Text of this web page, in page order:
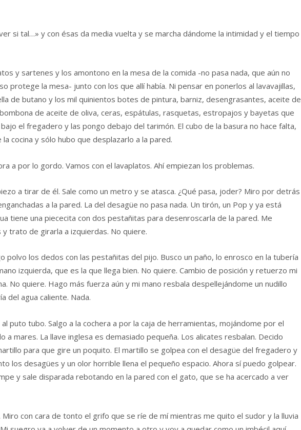
si tal…» y con ésas da media vuelta y se marcha dándome la intimidad y el tiempo
y sartenes y los amontono en la mesa de la comida -no pasa nada, que aún no
protege la mesa- junto con los que allí había. Ni pensar en ponerlos al lavavajillas,
de butano y los mil quinientos botes de pintura, barniz, desengrasantes, aceite de
de aceite de oliva, ceras, espátulas, rasquetas, estropajos y bayetas que
el fregadero y las pongo debajo del tarimón. El cubo de la basura no hace falta,
cocina y sólo hubo que desplazarlo a la pared.
a por lo gordo. Vamos con el lavaplatos. Ahí empiezan los problemas.
a tirar de él. Sale como un metro y se atasca. ¿Qué pasa, joder? Miro por detrás
a la pared. La del desagüe no pasa nada. Un tirón, un Pop y ya está
tiene una piececita con dos pestañitas para desenroscarla de la pared. Me
trato de girarla a izquierdas. No quiere.
polvo los dedos con las pestañitas del pijo. Busco un paño, lo enrosco en la tubería
izquierda, que es la que llega bien. No quiere. Cambio de posición y retuerzo mi
No quiere. Hago más fuerza aún y mi mano resbala despellejándome un nudillo
del agua caliente. Nada.
puto tubo. Salgo a la cochera a por la caja de herramientas, mojándome por el
a mares. La llave inglesa es demasiado pequeña. Los alicates resbalan. Decido
para que gire un poquito. El martillo se golpea con el desagüe del fregadero y
los desagües y un olor horrible llena el pequeño espacio. Ahora sí puedo golpear.
y sale disparada rebotando en la pared con el gato, que se ha acercado a ver
con cara de tonto el grifo que se ríe de mí mientras me quito el sudor y la lluvia